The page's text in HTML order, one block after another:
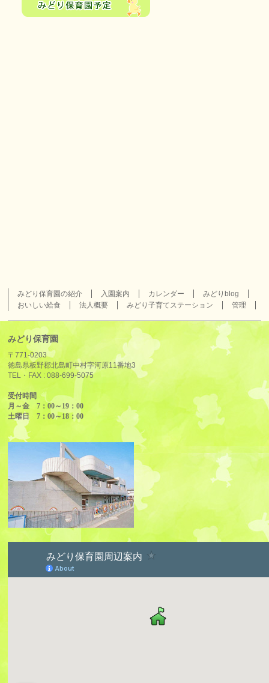
みどり保育園の紹介 入園案内 カレンダー
みどりblog
おいしい給食
法人概要 みどり子育てステーション 管理
みどり保育園
〒771-0203
徳島県板野郡北島町中村字河原11番地3
TEL・FAX :088-699-5075
受付時間
月～金 7：00～19：00
土曜日 7：00～18：00